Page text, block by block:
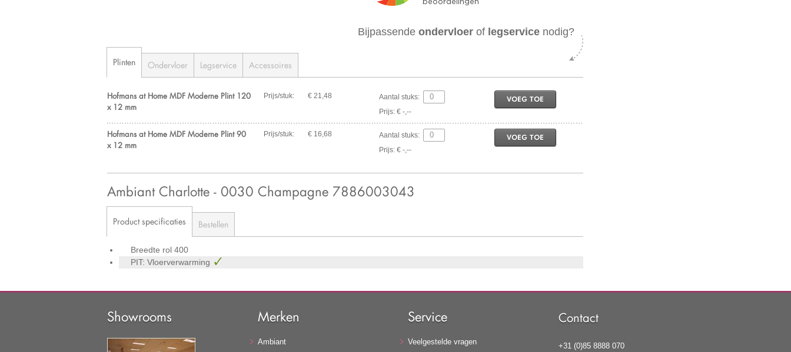
Bijpassendeondervloer of legservice nodig?
Plinten Ondervloer Legservice Accessoires
Hofmans at Home MDF Moderne Plint 120
x 12 mm
Prijs/stuk: € 21,48
Aantal stuks:
Prijs: € -,--
VOEG TOE
Hofmans at Home MDF Moderne Plint 90
x 12 mm
Prijs/stuk: € 16,68
Aantal stuks:
Prijs: € -,--
VOEG TOE
Ambiant Charlotte - 0030 Champagne 7886003043
Product specificaties Bestellen
Breedte rol 400
PIT: Vloerverwarming
Showrooms Merken
Ambiant
Service
Veelgestelde vragen
Contact
+31 (0)85 8888 070